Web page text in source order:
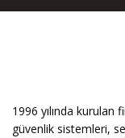
1996 yılında
güvenlik sistemleri,